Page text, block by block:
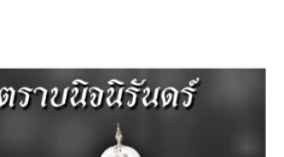
รทุจริตและประพฤติมิชอบ